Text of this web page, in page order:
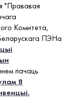
"Прававая
Комитета,
ПЭНа
пачаць
8